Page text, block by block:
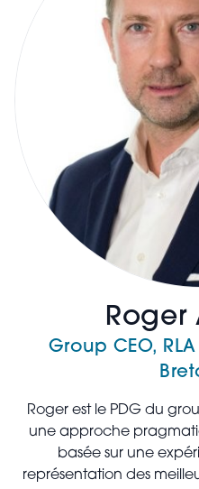
Roger
Group CEO,
Roger est le PDG du
une approche
basée sur une
représentation des